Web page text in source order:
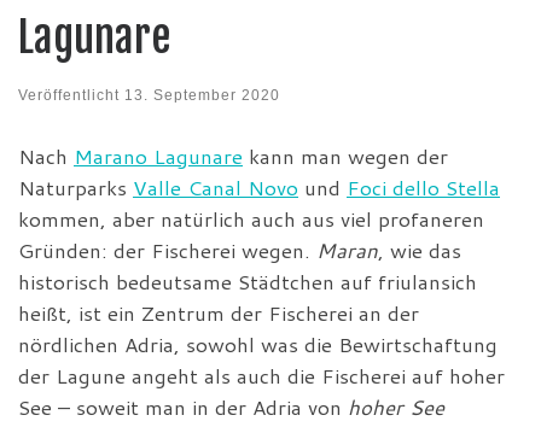
Lagunare
Veröffentlicht 13. September 2020
Nach Marano Lagunare kann man wegen der
Naturparks Valle Canal Novo und Foci dello Stella
kommen, aber natürlich auch aus viel profaneren
Gründen: der Fischerei wegen. Maran, wie das
historisch bedeutsame Städtchen auf friulansich
heißt, ist ein Zentrum der Fischerei an der
nördlichen Adria, sowohl was die Bewirtschaftung
der Lagune angeht als auch die Fischerei auf hoher
See – soweit man in der Adria von hoher See